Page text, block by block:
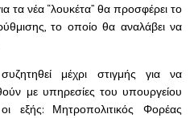
τα νέα “λουκέτα” θα προσφέρει το
το οποίο θα αναλάβει να
μέχρι στιγμής για να
με υπηρεσίες του υπουργείου
εξής: Μητροπολιτικός Φορέας